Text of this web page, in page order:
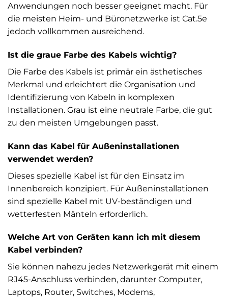
Anwendungen noch besser geeignet macht. Für
die meisten Heim- und Büronetzwerke ist Cat.5e
jedoch vollkommen ausreichend.
Ist die graue Farbe des Kabels wichtig?
Die Farbe des Kabels ist primär ein ästhetisches
Merkmal und erleichtert die Organisation und
Identifizierung von Kabeln in komplexen
Installationen. Grau ist eine neutrale Farbe, die gut
zu den meisten Umgebungen passt.
Kann das Kabel für Außeninstallationen
verwendet werden?
Dieses spezielle Kabel ist für den Einsatz im
Innenbereich konzipiert. Für Außeninstallationen
sind spezielle Kabel mit UV-beständigen und
wetterfesten Mänteln erforderlich.
Welche Art von Geräten kann ich mit diesem
Kabel verbinden?
Sie können nahezu jedes Netzwerkgerät mit einem
RJ45-Anschluss verbinden, darunter Computer,
Laptops, Router, Switches, Modems,